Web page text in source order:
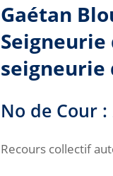
Gaétan
Seigneurie
seigneurie
No de Cour :
Recours collectif